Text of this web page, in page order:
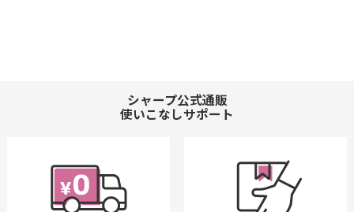
シャープ公式通販
使いこなしサポート